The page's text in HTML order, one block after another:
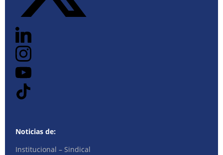
Noticias de:
Institucional – Sindical